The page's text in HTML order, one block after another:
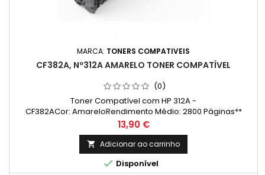
MARCA: TONERS COMPATIVEIS
CF382A, Nº312A AMARELO TONER COMPATÍVEL
(0)
Toner Compatível com HP 312A -
CF382ACor: AmareloRendimento Médio: 2800 Páginas**
(Média com base na norma ISO/IEC 24711 e impressão
contínua. O rendimento real varia consideravelmente com
base no conteúdo das páginas impressas e noutros
factores.)
Preço
13,90 €
 Adicionar ao carrinho
 Disponível